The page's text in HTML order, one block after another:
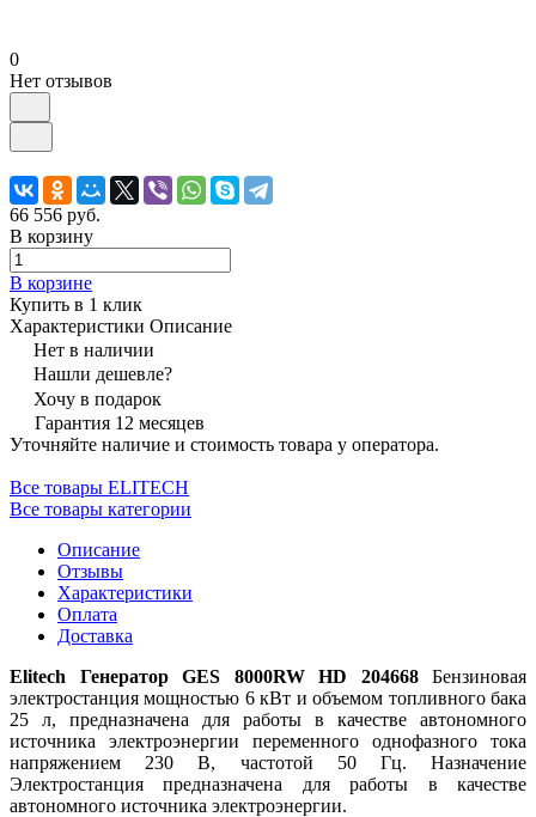
0
Нет отзывов
66 556 руб.
В корзину
В корзине
Купить в 1 клик
Характеристики Описание
Нет в наличии
Нашли дешевле?
Хочу в подарок
Гарантия 12 месяцев
Уточняйте наличие и стоимость товара у оператора.
Все товары ELITECH
Все товары категории
Описание
Отзывы
Характеристики
Оплата
Доставка
Elitech Генератор GES 8000RW HD 204668Бензиновая
электростанция мощностью 6 кВт и объемом топливного бака
25 л, предназначена для работы в качестве автономного
источника электроэнергии переменного однофазного тока
напряжением 230 В, частотой 50 Гц. Назначение
Электростанция предназначена для работы в качестве
автономного источника электроэнергии.